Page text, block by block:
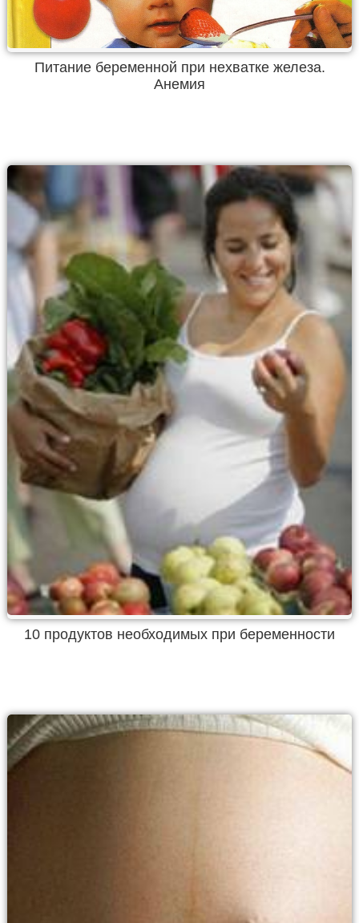
Питание беременной при нехватке железа.
Анемия
10 продуктов необходимых при беременности